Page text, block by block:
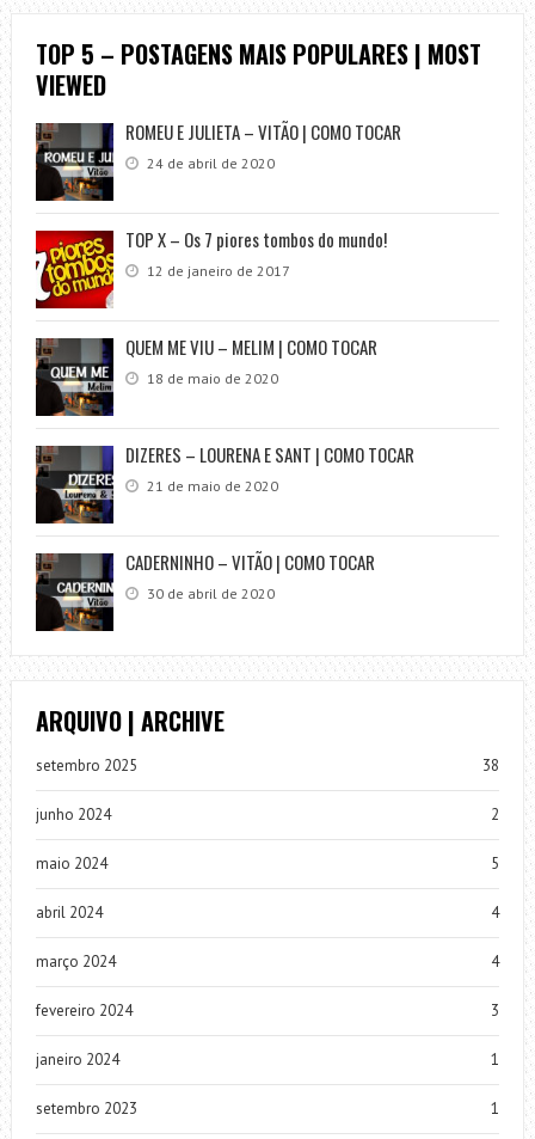
TOP 5 – POSTAGENS MAIS POPULARES | MOST
VIEWED
ROMEU E JULIETA – VITÃO | COMO TOCAR
24 de abril de 2020
TOP X – Os 7 piores tombos do mundo!
12 de janeiro de 2017
QUEM ME VIU – MELIM | COMO TOCAR
18 de maio de 2020
DIZERES – LOURENA E SANT | COMO TOCAR
21 de maio de 2020
CADERNINHO – VITÃO | COMO TOCAR
30 de abril de 2020
ARQUIVO | ARCHIVE
setembro 2025 38
junho 2024 2
maio 2024 5
abril 2024 4
março 2024 4
fevereiro 2024 3
janeiro 2024 1
setembro 2023 1